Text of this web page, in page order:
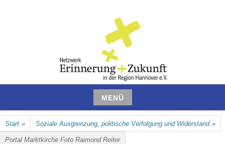
NETZWERK ERINNERUNG UND
ZUKUNFT IN DER REGION
HANNOVER E.V.
MENÜ
Zum
Inhalt
springen
Start » Soziale Ausgrenzung, politische Verfolgung und Widerstand »
Portal Marktkirche Foto Raimond Reiter